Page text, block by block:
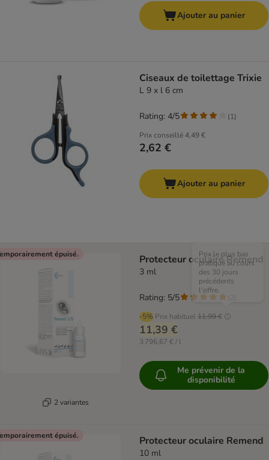
Ajouter au panier
Ciseaux de toilettage Trixie
L 9 x l 6 cm
Prix conseillé4,49 €
2,62 €
Rating: 4/5 (1)
Ajouter au panier
épuisé.
2 variantes
Protecteur oculaire Remend
3 ml
-5% Prix habituel 11,99 €
Prix le plus bas
pratiqué au cours
des 30 jours
précédents
l'offre.
11,39 €
3 796,67 € / l
Rating: 5/5
Me prévenir de la
disponibilité
épuisé. Protecteur oculaire Remend
10 ml